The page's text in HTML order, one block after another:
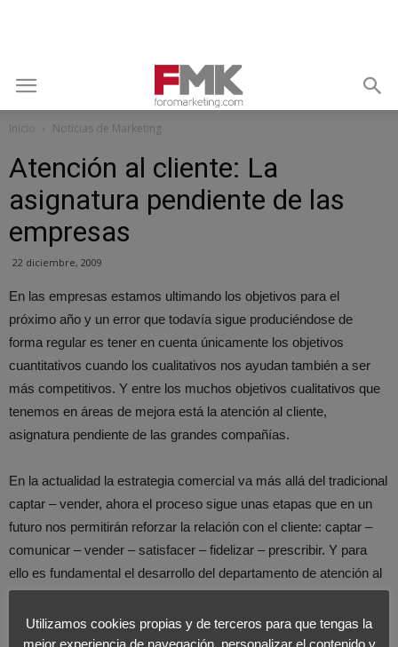
Inicio Noticias de Marketing
Atención al cliente: La
asignatura pendiente de las
empresas
22 diciembre, 2009
En las empresas estamos ultimando los objetivos para el
próximo año y un error que todavía sigue produciéndose de
forma regular es tener en cuenta únicamente los objetivos
cuantitativos cuando los cualitativos nos ayudan también a ser
más competitivos. Y entre los muchos objetivos cualitativos que
tenemos en áreas de mejora está la atención al cliente,
asignatura pendiente de las grandes compañías.
En la actualidad la estrategia comercial va más allá del tradicional
captar – vender, ahora el proceso sigue unas etapas que en un
futuro nos permitirán reforzar la relación con el cliente: captar –
comunicar – vender – satisfacer – fidelizar – prescribir. Y para
ello es fundamental el desarrollo del departamento de atención al
cliente, es nuestra herramienta de contacto con el cliente y de él
depende en gran medida la percepción que él tenga de nosotros.
Por tanto, no debemos descuidar nunca este departamento y
Utilizamos cookies propias y de terceros para que tengas la
mejor experiencia de navegación, personalizar el contenido y